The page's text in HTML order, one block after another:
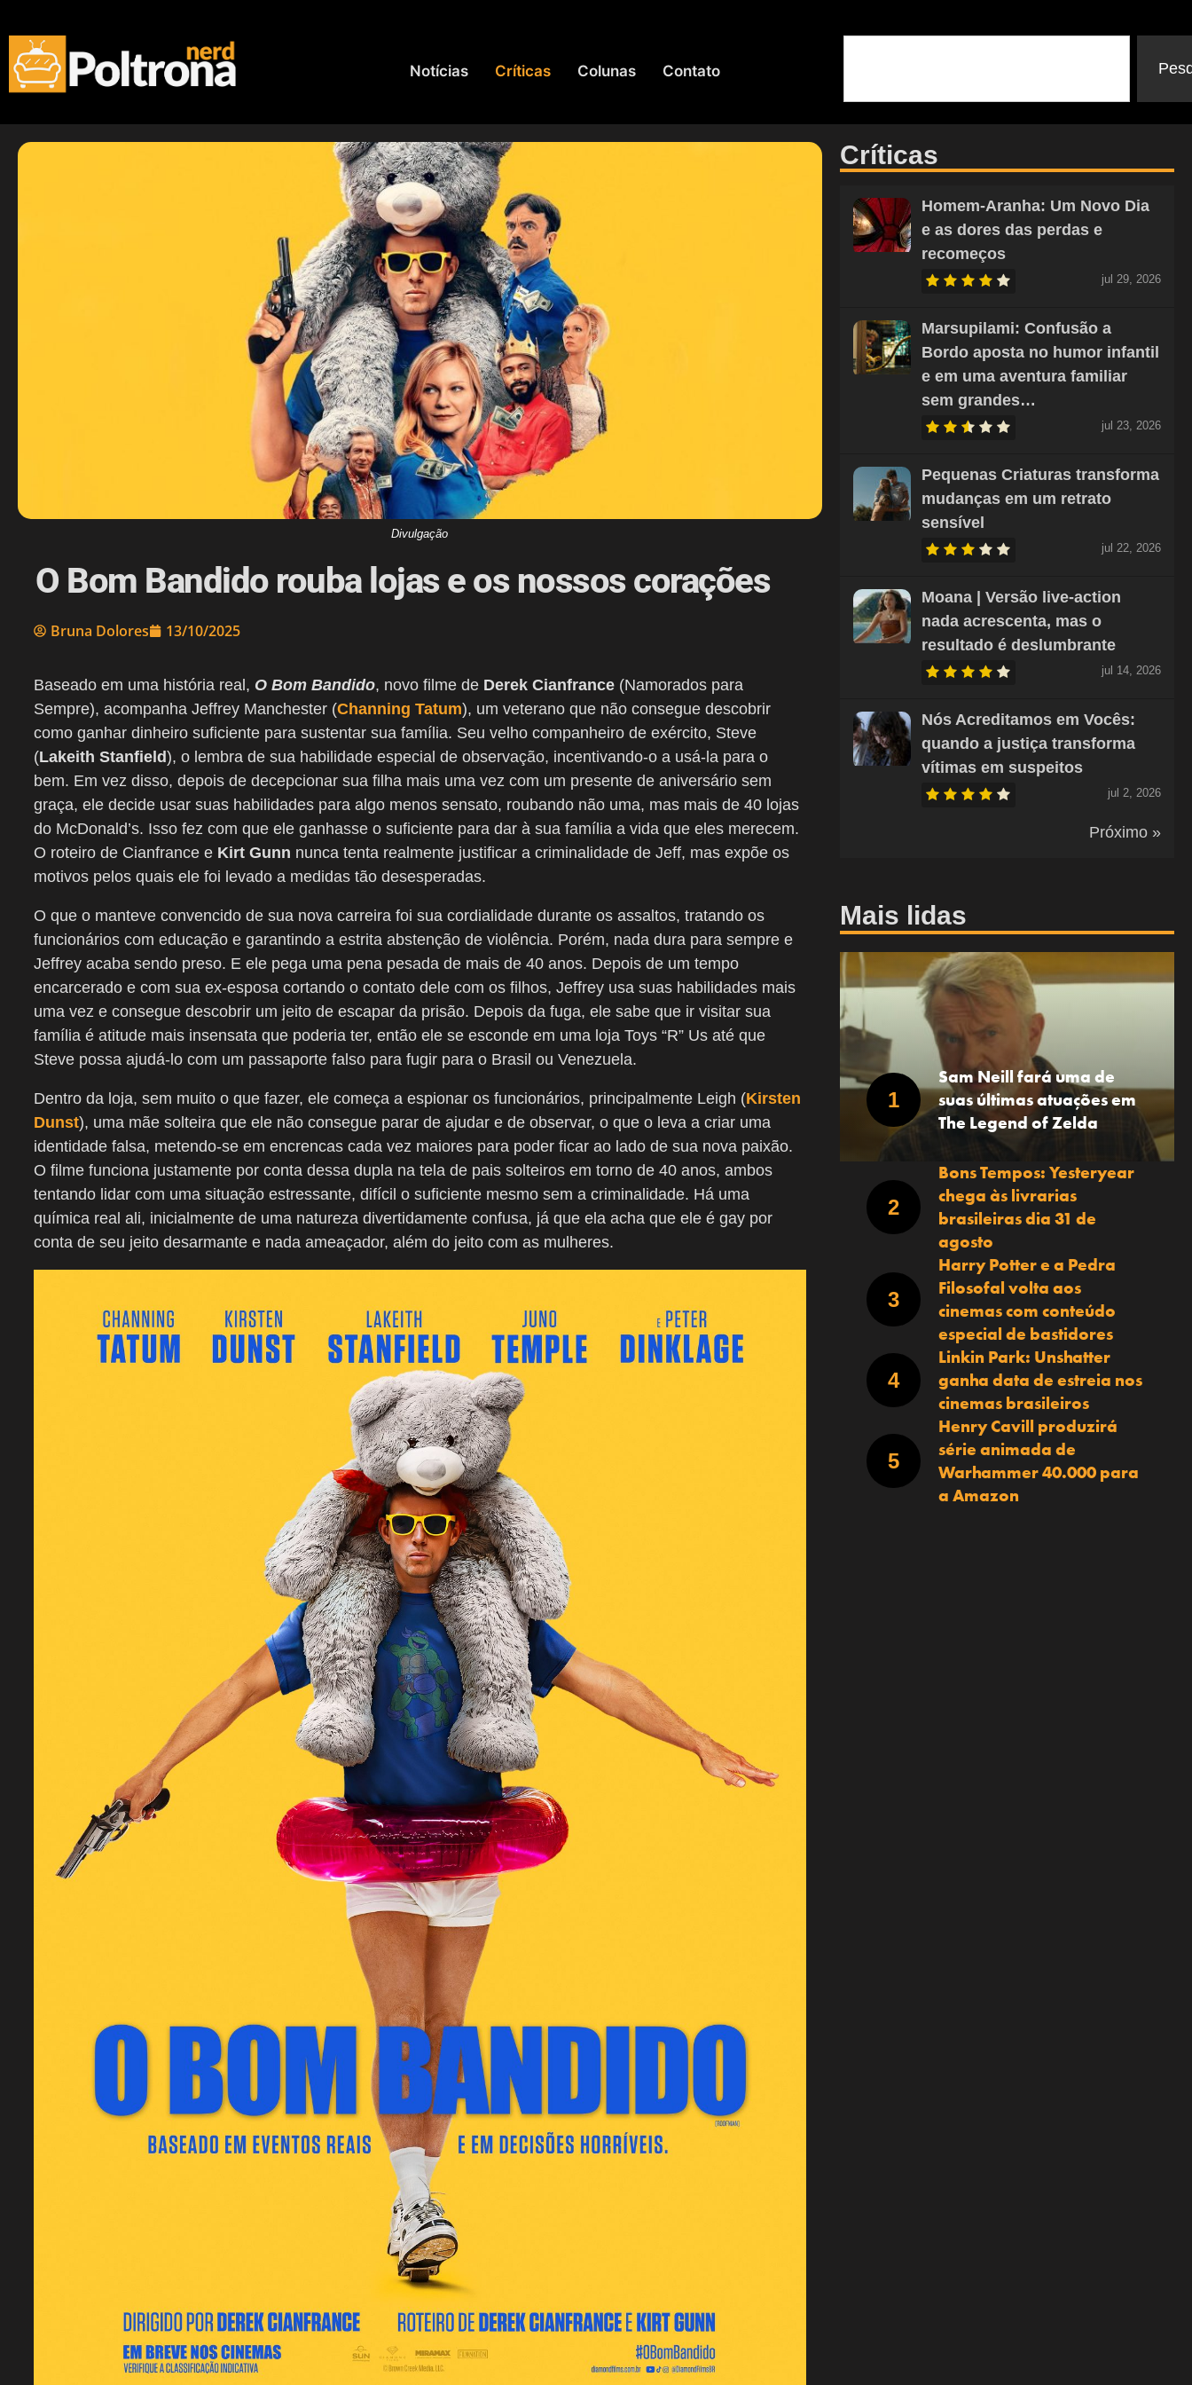
Notícias Críticas Colunas Contato
Divulgação
O Bom Bandido rouba lojas e os nossos corações
Bruna Dolores 13/10/2025
Baseado em uma história real, O Bom Bandido, novo filme de Derek Cianfrance (Namorados para
Sempre), acompanha Jeffrey Manchester (Channing Tatum), um veterano que não consegue descobrir
como ganhar dinheiro suficiente para sustentar sua família. Seu velho companheiro de exército, Steve
(Lakeith Stanfield), o lembra de sua habilidade especial de observação, incentivando-o a usá-la para o
bem. Em vez disso, depois de decepcionar sua filha mais uma vez com um presente de aniversário sem
graça, ele decide usar suas habilidades para algo menos sensato, roubando não uma, mas mais de 40 lojas
do McDonald’s. Isso fez com que ele ganhasse o suficiente para dar à sua família a vida que eles merecem.
O roteiro de Cianfrance e Kirt Gunn nunca tenta realmente justificar a criminalidade de Jeff, mas expõe os
motivos pelos quais ele foi levado a medidas tão desesperadas.
O que o manteve convencido de sua nova carreira foi sua cordialidade durante os assaltos, tratando os
funcionários com educação e garantindo a estrita abstenção de violência. Porém, nada dura para sempre e
Jeffrey acaba sendo preso. E ele pega uma pena pesada de mais de 40 anos. Depois de um tempo
encarcerado e com sua ex-esposa cortando o contato dele com os filhos, Jeffrey usa suas habilidades mais
uma vez e consegue descobrir um jeito de escapar da prisão. Depois da fuga, ele sabe que ir visitar sua
família é atitude mais insensata que poderia ter, então ele se esconde em uma loja Toys “R” Us até que
Steve possa ajudá-lo com um passaporte falso para fugir para o Brasil ou Venezuela.
Dentro da loja, sem muito o que fazer, ele começa a espionar os funcionários, principalmente Leigh (Kirsten
Dunst), uma mãe solteira que ele não consegue parar de ajudar e de observar, o que o leva a criar uma
identidade falsa, metendo-se em encrencas cada vez maiores para poder ficar ao lado de sua nova paixão.
O filme funciona justamente por conta dessa dupla na tela de pais solteiros em torno de 40 anos, ambos
tentando lidar com uma situação estressante, difícil o suficiente mesmo sem a criminalidade. Há uma
química real ali, inicialmente de uma natureza divertidamente confusa, já que ela acha que ele é gay por
conta de seu jeito desarmante e nada ameaçador, além do jeito com as mulheres.
Críticas
Homem-Aranha: Um Novo Dia
e as dores das perdas e
recomeços
jul 29, 2026
Marsupilami: Confusão a
Bordo aposta no humor infantil
e em uma aventura familiar
sem grandes…
jul 23, 2026
Pequenas Criaturas transforma
mudanças em um retrato
sensível
jul 22, 2026
Moana | Versão live-action
nada acrescenta, mas o
resultado é deslumbrante
jul 14, 2026
Nós Acreditamos em Vocês:
quando a justiça transforma
vítimas em suspeitos
jul 2, 2026
Próximo »
Mais lidas
Sam Neill fará uma de
suas últimas atuações em
The Legend of Zelda
Bons Tempos: Yesteryear
chega às livrarias
brasileiras dia 31 de
agosto
Harry Potter e a Pedra
Filosofal volta aos
cinemas com conteúdo
especial de bastidores
Linkin Park: Unshatter
ganha data de estreia nos
cinemas brasileiros
Henry Cavill produzirá
série animada de
Warhammer 40.000 para
a Amazon